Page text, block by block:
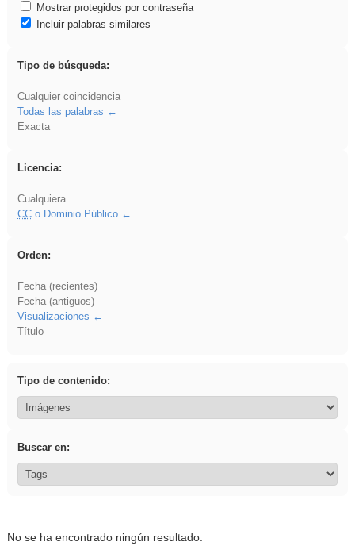
Mostrar protegidos por contraseña
Incluir palabras similares
Tipo de búsqueda:
Cualquier coincidencia
Todas las palabras
Exacta
Licencia:
Cualquiera
CCo Dominio Público
Orden:
Fecha (recientes)
Fecha (antiguos)
Visualizaciones
Título
Tipo de contenido:
Buscar en:
No se ha encontrado ningún resultado.